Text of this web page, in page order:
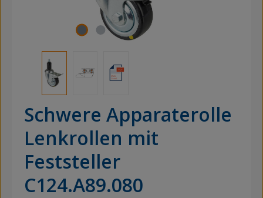
Schwere Apparaterolle
Lenkrollen mit
Feststeller
C124.A89.080